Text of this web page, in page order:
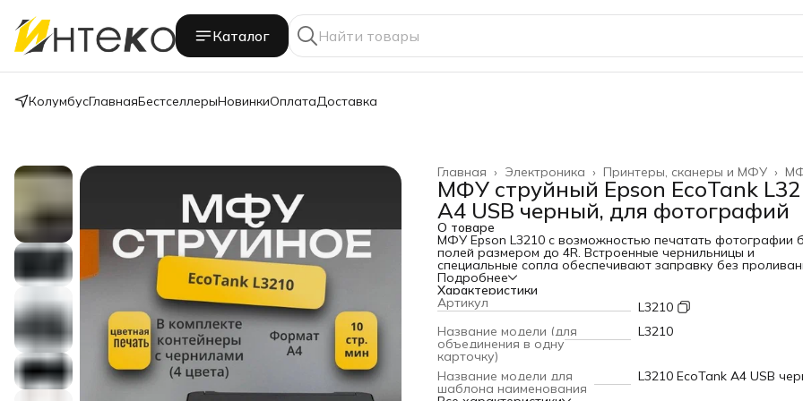
Каталог
КолумбусГлавнаяБестселлерыНовинкиОплатаДоставка
Принтеры, сканеры и МФУ ›
Электроника ›
Главная ›
МФУ струйный Epson EcoTank
A4 USB черный, для фотографий
О товаре
МФУ Epson L3210 с возможностью печатать фотографии
полей размером до 4R. Встроенные чернильницы и
специальные сопла обеспечивают заправку без
без ошибок.
Производитель оставляет за собой право изменять
характеристики товара, его внешний вид и комплектность
предварительного уведомления продавца.
ВНИМАНИЕ: ТОВАР ПОСТАВЛЯЕТСЯ С АНГЛИЙСКОЙ ИЛИ
ЕВРОПЕЙСКОЙ ВИЛКОЙ, НА УСМОТРЕНИЕ
(В МЕЖДУНАРОДНОЙ КЛАССИФИКАЦИИ — ТИП G/ТИП C/
F)
Подробнее
Характеристики
Артикул
L3210
Название модели (для
объединения в одну
карточку)
L3210
Название модели для
шаблона наименования
L3210 EcoTank A4 USB